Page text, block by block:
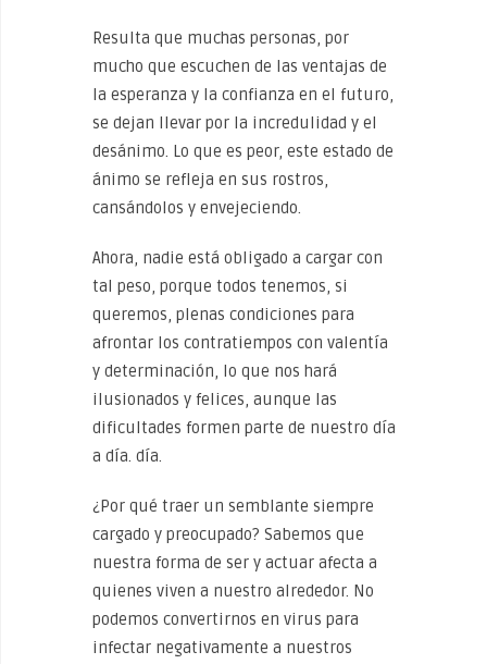
Resulta que muchas personas, por
mucho que escuchen de las ventajas de
la esperanza y la confianza en el futuro,
se dejan llevar por la incredulidad y el
desánimo. Lo que es peor, este estado de
ánimo se refleja en sus rostros,
cansándolos y envejeciendo.
Ahora, nadie está obligado a cargar con
tal peso, porque todos tenemos, si
queremos, plenas condiciones para
afrontar los contratiempos con valentía
y determinación, lo que nos hará
ilusionados y felices, aunque las
dificultades formen parte de nuestro día
a día. día.
¿Por qué traer un semblante siempre
cargado y preocupado? Sabemos que
nuestra forma de ser y actuar afecta a
quienes viven a nuestro alrededor. No
podemos convertirnos en virus para
infectar negativamente a nuestros